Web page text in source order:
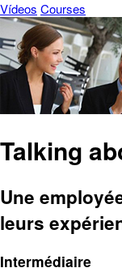
Vídeos Courses
Talking
Une
leurs
Intermédiaire